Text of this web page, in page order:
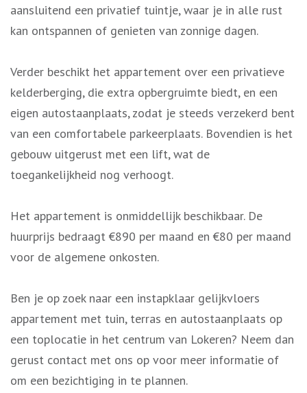
aansluitend een privatief tuintje, waar je in alle rust
kan ontspannen of genieten van zonnige dagen.
Verder beschikt het appartement over een privatieve
kelderberging, die extra opbergruimte biedt, en een
eigen autostaanplaats, zodat je steeds verzekerd bent
van een comfortabele parkeerplaats. Bovendien is het
gebouw uitgerust met een lift, wat de
toegankelijkheid nog verhoogt.
Het appartement is onmiddellijk beschikbaar. De
huurprijs bedraagt €890 per maand en €80 per maand
voor de algemene onkosten.
Ben je op zoek naar een instapklaar gelijkvloers
appartement met tuin, terras en autostaanplaats op
een toplocatie in het centrum van Lokeren? Neem dan
gerust contact met ons op voor meer informatie of
om een bezichtiging in te plannen.